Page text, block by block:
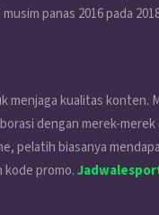
panas 2016 pada
menjaga kualitas konten.
dengan merek-merek
pelatih biasanya
kode promo.